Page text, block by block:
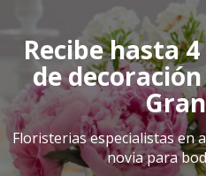
Recibe hasta
de
Floristerias especialistas en
novia para